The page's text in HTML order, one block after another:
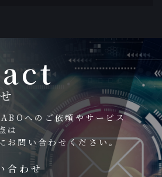
へのご依頼やサービス
は
お問い合わせください。
合わせ